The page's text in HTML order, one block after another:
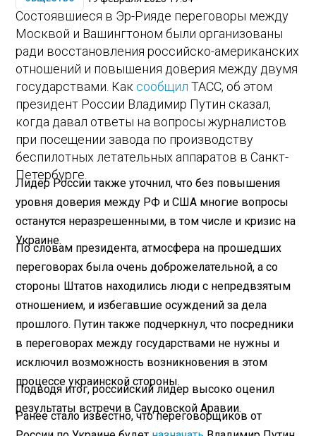
Состоявшиеся в Эр-Рияде переговоры между
Москвой и Вашингтоном были организованы
ради восстановления российско-американских
отношений и повышения доверия между двумя
государствами. Как сообщил ТАСС, об этом
президент России Владимир Путин сказал,
когда давал ответы на вопросы журналистов
при посещении завода по производству
беспилотных летательных аппаратов в Санкт-
Петербурге.
Лидер России также уточнил, что без повышения
уровня доверия между РФ и США многие вопросы
останутся неразрешенными, в том числе и кризис на
Украине.
По словам президента, атмосфера на прошедших
переговорах была очень доброжелательной, а со
стороны Штатов находились люди с непредвзятым
отношением, и избегавшие осуждений за дела
прошлого. Путин также подчеркнул, что посредники
в переговорах между государствами не нужны и
исключил возможность возникновения в этом
процессе украинской стороны.
Подводя итог, российский лидер высоко оценил
результаты встречи в Саудовской Аравии.
Ранее стало известно, что переговорщиков от